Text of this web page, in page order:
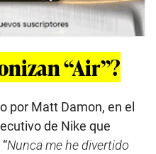
“Air”?
por Matt Damon, en el
de Nike que
Nunca me he divertido